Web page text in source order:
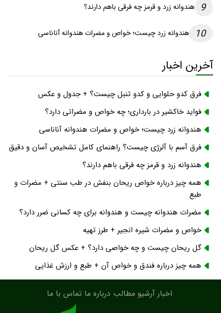
9 هندوانه زرد و قرمز چه فرقی باهم دارند؟
10 هندوانه زرد چیست؛ خواص و مضرات هندوانه آناناسی
آخرین اخبار
فرق کدو حلوایی و کدو تنبل چیست؟ + جدول و عکس
فواید خاکشیر در بارداری؛ چه خواص و مضراتی دارد؟
هندوانه زرد چیست؛ خواص و مضرات هندوانه آناناسی
فرق آسم با آلرژی چیست؟ راهنمای کامل تشخیص آسان و دقیق
هندوانه زرد و قرمز چه فرقی باهم دارند؟
همه چیز درباره خواص ریحان بنفش در طب سنتی + مضرات و
طبع
مضرات هندوانه چیست و هندوانه برای چه کسانی ضرر دارد؟
خواص و مضرات شیره انجیر + طرز تهیه
گل ریحان چیست و چه خواصی دارد؟ + عکس گل ریحان
همه چیز درباره فندق و خواص آن + طبع و ارزش غذایی
اخبار آرشیو مطالب درباره ما تماس با ما